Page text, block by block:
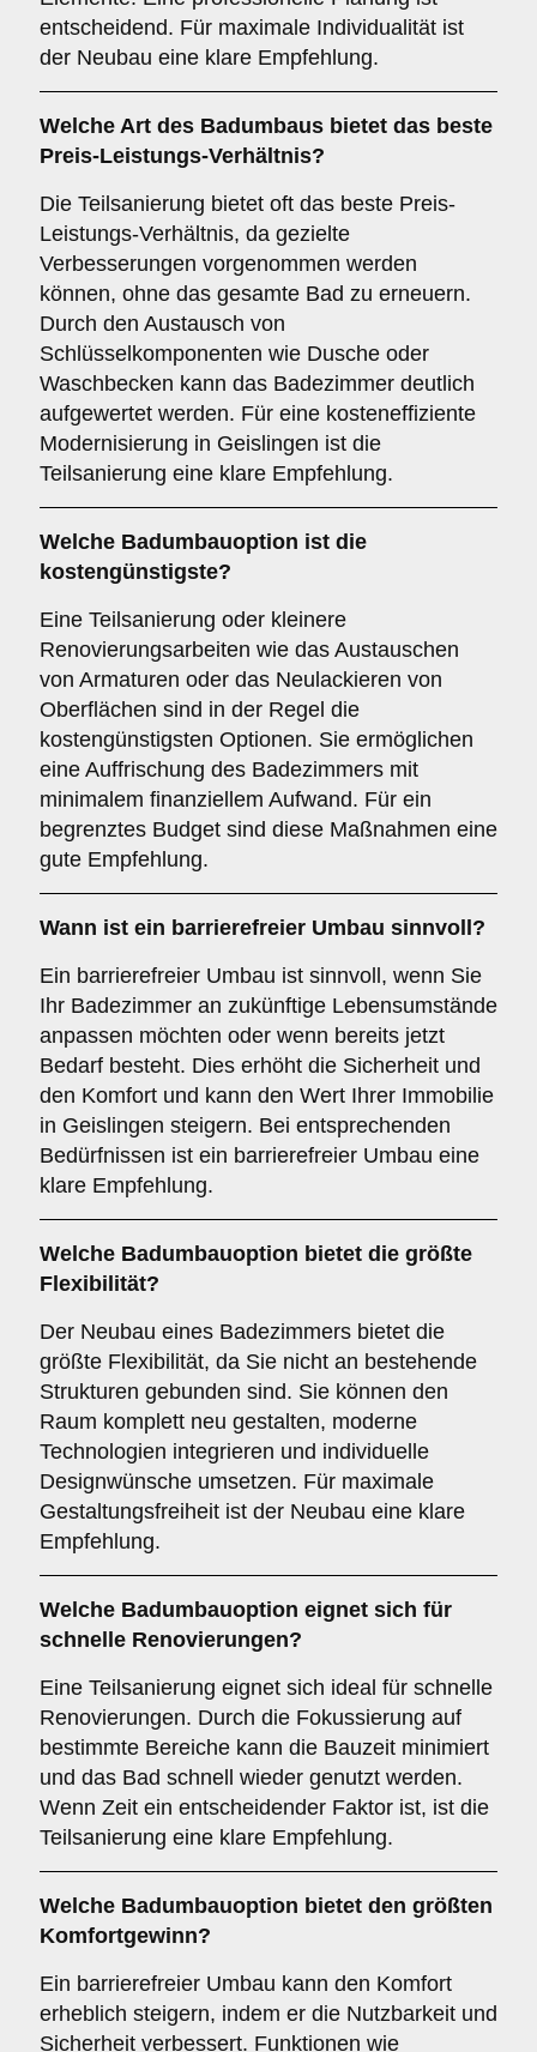
entscheidend. Für maximale Individualität ist
der Neubau eine klare Empfehlung.
Welche Art des Badumbaus bietet das beste
Preis-Leistungs-Verhältnis?
Die Teilsanierung bietet oft das beste Preis-
Leistungs-Verhältnis, da gezielte
Verbesserungen vorgenommen werden
können, ohne das gesamte Bad zu erneuern.
Durch den Austausch von
Schlüsselkomponenten wie Dusche oder
Waschbecken kann das Badezimmer deutlich
aufgewertet werden. Für eine kosteneffiziente
Modernisierung in Geislingen ist die
Teilsanierung eine klare Empfehlung.
Welche Badumbauoption ist die
kostengünstigste?
Eine Teilsanierung oder kleinere
Renovierungsarbeiten wie das Austauschen
von Armaturen oder das Neulackieren von
Oberflächen sind in der Regel die
kostengünstigsten Optionen. Sie ermöglichen
eine Auffrischung des Badezimmers mit
minimalem finanziellem Aufwand. Für ein
begrenztes Budget sind diese Maßnahmen eine
gute Empfehlung.
Wann ist ein barrierefreier Umbau sinnvoll?
Ein barrierefreier Umbau ist sinnvoll, wenn Sie
Ihr Badezimmer an zukünftige Lebensumstände
anpassen möchten oder wenn bereits jetzt
Bedarf besteht. Dies erhöht die Sicherheit und
den Komfort und kann den Wert Ihrer Immobilie
in Geislingen steigern. Bei entsprechenden
Bedürfnissen ist ein barrierefreier Umbau eine
klare Empfehlung.
Welche Badumbauoption bietet die größte
Flexibilität?
Der Neubau eines Badezimmers bietet die
größte Flexibilität, da Sie nicht an bestehende
Strukturen gebunden sind. Sie können den
Raum komplett neu gestalten, moderne
Technologien integrieren und individuelle
Designwünsche umsetzen. Für maximale
Gestaltungsfreiheit ist der Neubau eine klare
Empfehlung.
Welche Badumbauoption eignet sich für
schnelle Renovierungen?
Eine Teilsanierung eignet sich ideal für schnelle
Renovierungen. Durch die Fokussierung auf
bestimmte Bereiche kann die Bauzeit minimiert
und das Bad schnell wieder genutzt werden.
Wenn Zeit ein entscheidender Faktor ist, ist die
Teilsanierung eine klare Empfehlung.
Welche Badumbauoption bietet den größten
Komfortgewinn?
Ein barrierefreier Umbau kann den Komfort
erheblich steigern, indem er die Nutzbarkeit und
Sicherheit verbessert. Funktionen wie